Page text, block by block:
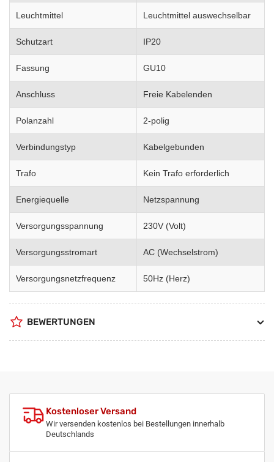
Leuchtmittel Leuchtmittel auswechselbar
Schutzart IP20
Fassung GU10
Anschluss Freie Kabelenden
Polanzahl 2-polig
Verbindungstyp Kabelgebunden
Trafo Kein Trafo erforderlich
Energiequelle Netzspannung
Versorgungsspannung 230V (Volt)
Versorgungsstromart AC (Wechselstrom)
Versorgungsnetzfrequenz 50Hz (Herz)
BEWERTUNGEN
Kostenloser Versand
Wir versenden kostenlos bei Bestellungen innerhalb
Deutschlands